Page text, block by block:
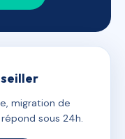
migration de
sous 24h.